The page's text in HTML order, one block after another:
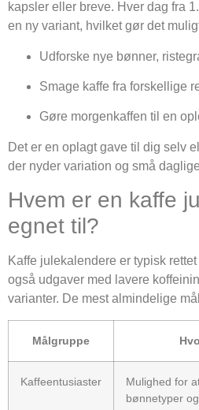
kapsler eller breve. Hver dag fra
en ny variant, hvilket gør det
Udforske nye bønner,
Smage kaffe fra forskellige
Gøre morgenkaffen til en
Det er en oplagt gave til dig selv
der nyder variation og små
Hvem er en kaffe
egnet til?
Kaffe julekalendere er typisk rettet
også udgaver med lavere
varianter. De mest almindelige
Målgruppe
Kaffeentusiaster
Mulighed for
bønnetyper